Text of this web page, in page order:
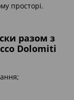
просторі.
разом з
Dolomiti